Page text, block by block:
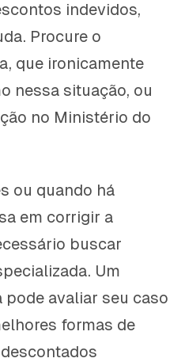
indevidos,
Procure o
que ironicamente
nessa situação, ou
no Ministério do
ou quando há
em corrigir a
buscar
Um
avaliar seu caso
formas de